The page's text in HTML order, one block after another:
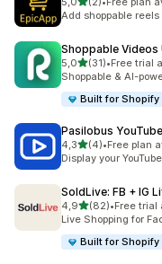
2 arvostelua
Add shoppable
Shoppable Videos
5,0/ 5 tähteä
(31)
31 arvostelua
•Free trial
Shoppable & AI-
Built for Shopify
Pasilobus
4,3/ 5 tähteä
(4)
4 arvostelua
•Free plan
Display your
SoldLive: FB + IG
4,9/ 5 tähteä
(82)
82 arvostelua
•Free trial
Live Shopping for
Built for Shopify